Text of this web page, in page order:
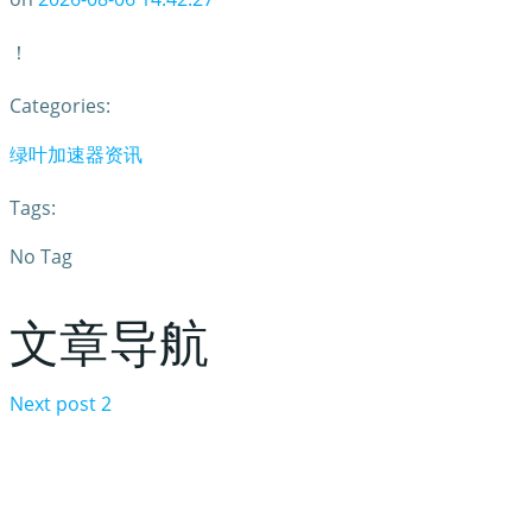
！
Categories:
绿叶加速器资讯
Tags:
No Tag
文章导航
Next post2